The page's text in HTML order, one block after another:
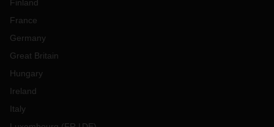
Finland
France
Germany
Great Britain
Hungary
Ireland
Italy